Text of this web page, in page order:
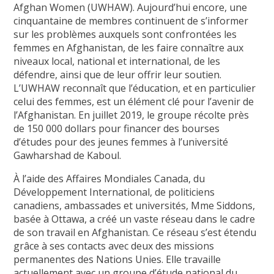
Afghan Women (UWHAW). Aujourd’hui encore, une
cinquantaine de membres continuent de s’informer
sur les problèmes auxquels sont confrontées les
femmes en Afghanistan, de les faire connaître aux
niveaux local, national et international, de les
défendre, ainsi que de leur offrir leur soutien.
L’UWHAW reconnaît que l’éducation, et en particulier
celui des femmes, est un élément clé pour l’avenir de
l’Afghanistan. En juillet 2019, le groupe récolte près
de 150 000 dollars pour financer des bourses
d’études pour des jeunes femmes à l’université
Gawharshad de Kaboul.
À l’aide des Affaires Mondiales Canada, du
Développement International, de politiciens
canadiens, ambassades et universités, Mme Siddons,
basée à Ottawa, a créé un vaste réseau dans le cadre
de son travail en Afghanistan. Ce réseau s’est étendu
grâce à ses contacts avec deux des missions
permanentes des Nations Unies. Elle travaille